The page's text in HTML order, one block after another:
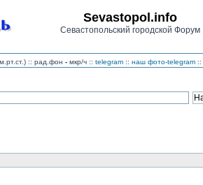
Sevastopol.info
Севастопольский городской Форум
:: рад.фон - мкр/ч :: telegram :: наш фото-telegram ::